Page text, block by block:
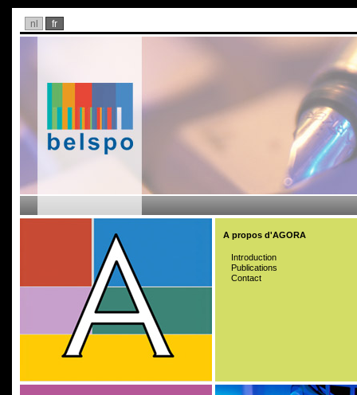
nl fr
A propos d'AGORA
Introduction
Publications
Contact